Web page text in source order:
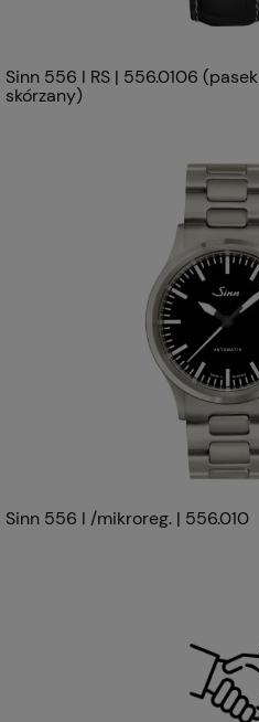
Sinn 556 I RS | 556.0106 (pasek
skórzany)
Sinn 556 I /mikroreg. | 556.010